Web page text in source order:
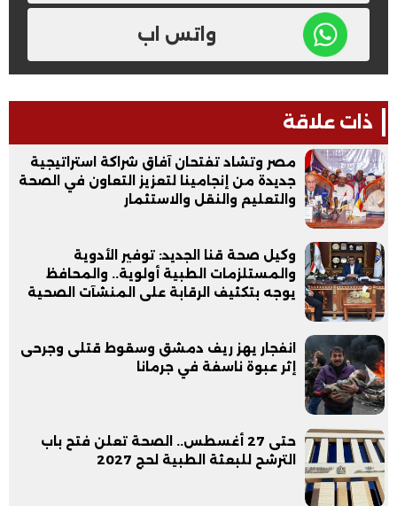
واتس اب
ذات علاقة
مصر وتشاد تفتحان آفاق شراكة استراتيجية
جديدة من إنجامينا لتعزيز التعاون في الصحة
والتعليم والنقل والاستثمار
وكيل صحة قنا الجديد: توفير الأدوية
والمستلزمات الطبية أولوية.. والمحافظ
يوجه بتكثيف الرقابة على المنشآت الصحية
انفجار يهز ريف دمشق وسقوط قتلى وجرحى
إثر عبوة ناسفة في جرمانا
حتى 27 أغسطس.. الصحة تعلن فتح باب
الترشح للبعثة الطبية لحج 2027